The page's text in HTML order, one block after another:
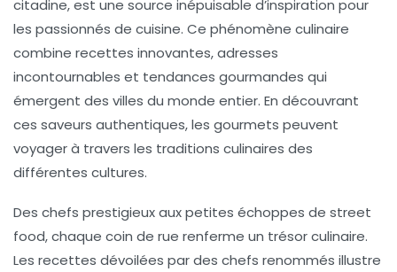
citadine, est une source inépuisable d’inspiration pour
les passionnés de cuisine. Ce phénomène culinaire
combine recettes innovantes,adresses
incontournables et tendances gourmandes qui
émergent des villes du monde entier. En découvrant
ces saveurs authentiques, les gourmets peuvent
voyager à travers les traditions culinaires des
différentes cultures.
Des chefs prestigieux aux petites échoppes de street
food, chaque coin de rue renferme un trésor culinaire.
Les recettes dévoilées par des chefs renommés illustre